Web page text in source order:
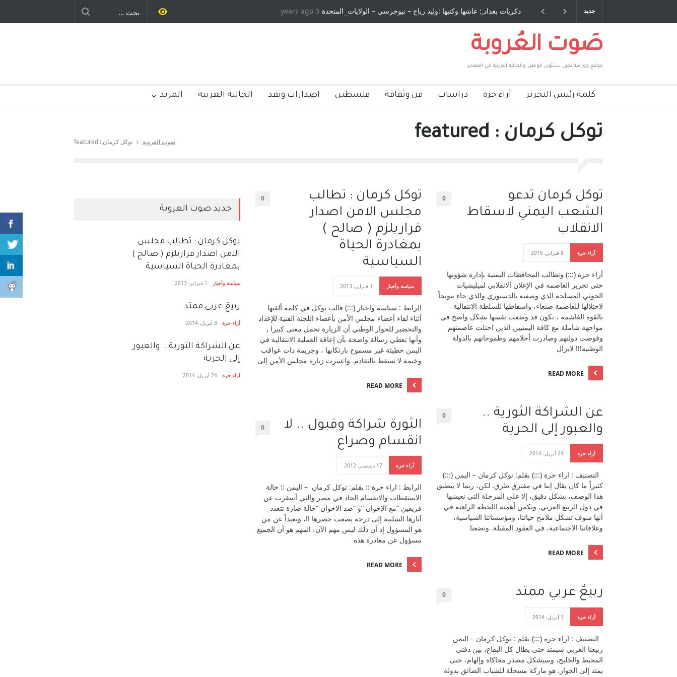
جديد دكريات بغداد ٍ: عاشها وكتبها :وليد رباح – نيوجرسي – الولايات المتحدة
الامريكية
طاحنة كتب وترافع فيها بنفسه مرة اخرى.. الشيخ
صاغرون،
3 years ago
صَوت العُروبة
موقع وورقية تعنى بشئون الوطن والجاليه العربية في المهجر
كلمة رئيس التحرير آراء حرة دراسات فن وثقافة فلسطين اصدارات ونقد الجالية العربية المزيد
توكل كرمان : featured صوت العروبة توكل كرمان : featured
توكل كرمان تدعو
الشعب اليمني لاسقاط
الانقلاب
0
آراء حرة 8 فبراير، 2015
أراء حرة (:::) وتطالب المحافظات اليمنية بإدارة شؤونها
حتى تحرير العاصمه في الإعلان الانقلابي لميليشيات
الحوثي المسلحة الذي وصفته بالدستوري والذي جاء تتويجاً
لاحتلالها للعاصمة صنعاء، واسقاطها للسلطة الانتقالية
بالقوة الغاشمة ، تكون قد وضعت نفسها بشكل واضح في
مواجهة شاملة مع كافة اليمنيين الذين احتلت عاصمتهم
وقوضت دولتهم وصادرت أحلامهم وطموحاتهم بالدولة
الوطنية!!! لايزال
READ MORE
عن الشراكة الثورية ..
والعبور إلى الحرية
0
آراء حرة 24 أبريل، 2014
التصنيف : اراء حرة (:::) بقلم: توكل كرمان – اليمن (:::)
كثيراً ما كان يقال إننا في مفترق طرق. لكن، ربما لا ينطبق
هذا الوصف، بشكل دقيق، إلا على المرحلة التي نعيشها
في دول الربيع العربي. وتكمن أهمية اللحظة الراهنة في
أنها سوف تشكل ملامح حياتنا، ومؤسساتنا السياسية،
وعلاقاتنا الاجتماعية، في العقود المقبلة. وتضعنا
READ MORE
ربيعٌ عربي ممتد 0
آراء حرة 3 أبريل، 2014
التصنيف : اراء حرة (:::) بقلم : توكل كرمان – اليمن
ربيعنا العربي سيمتد حتى يطال كل البقاع، بين دفتي
المحيط والخليج، وسيشكل مصدر محاكاة وإلهام، حتى
يمتد إلى الجوار. هو ماركة مسجلة للشباب الضائق بدولة
توكل كرمان : تطالب
مجلس الامن اصدار
قراريلزم ( صالح )
بمغادرة الحياة
السياسية
0
سياسة وأخبار 1 فبراير، 2013
الرابط : سياسة واخبار (:::) قالت توكل في كلمة ألقتها
أثناء لقاء أعضاء مجلس الأمن بأعضاء اللجنة الفنية للإعداد
والتحضير للحوار الوطني أن الزيارة تحمل معنى كبيرا ,
وأنها تعطي رسالة واضحة بأن إعاقة العملية الانتقالية في
اليمن خطيئة غير مسموح بارتكابها ، وجريمة ذات عواقب
وخيمة لا تسقط بالتقادم. واعتبرت زيارة مجلس الأمن إلى
READ MORE
الثورة شراكة وقبول .. لا
انقسام وصراع
0
آراء حرة 17 ديسمبر، 2012
الرابط : اراء حرة :: بقلم: توكل كرمان – اليمن :: حالة
الاستقطاب والانقسام الحاد في مصر والتي أسفرت عن
فريقين “مع الاخوان “و “ضد الاخوان “حالة ضارة تتعدد
آثارها السلبية إلى درجة يصعب حصرها !!، وبعيداً عن من
هو المسؤول إذ أن ذلك ليس مهم الآن، المهم هو أن الجميع
مسؤول عن مغادرة هذه
READ MORE
جديد صوت العروبة
توكل كرمان : تطالب مجلس
الامن اصدار قراريلزم ( صالح )
بمغادرة الحياة السياسية
سياسة وأخبار 1 فبراير، 2013
ربيعٌ عربي ممتد
آراء حرة 3 أبريل، 2014
عن الشراكة الثورية .. والعبور
إلى الحرية
آراء حرة 24 أبريل، 2014